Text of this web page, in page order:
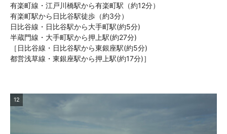
有楽町線・江戸川橋駅から有楽町駅（約12分）
有楽町駅から日比谷駅徒歩（約3分）
日比谷線・日比谷駅から大手町駅(約5分)
半蔵門線・大手町駅から押上駅(約27分)
［日比谷線・日比谷駅から東銀座駅(約5分)
都営浅草線・東銀座駅から押上駅(約17分)］
12